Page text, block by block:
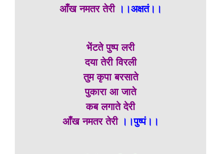
आँख नमतर तेरी ।।अक्षतं।।
भेंटते पुष्प लरी
दया तेरी विरली
तुम कृपा बरसाते
पुकारा आ जाते
कब लगाते देरी
आँख नमतर तेरी।।पुष्पं।।